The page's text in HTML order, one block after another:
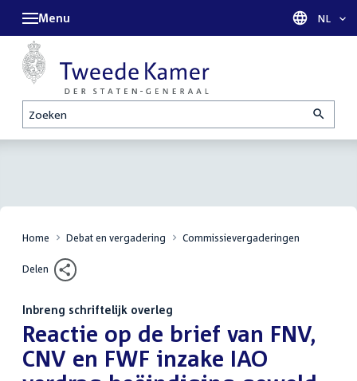
Zoeken
Menu Taal
NL
Home Debat en vergadering Commissievergaderingen
Delen
Inbreng schriftelijk overleg
:Reactie op de brief van FNV,
CNV en FWF inzake IAO